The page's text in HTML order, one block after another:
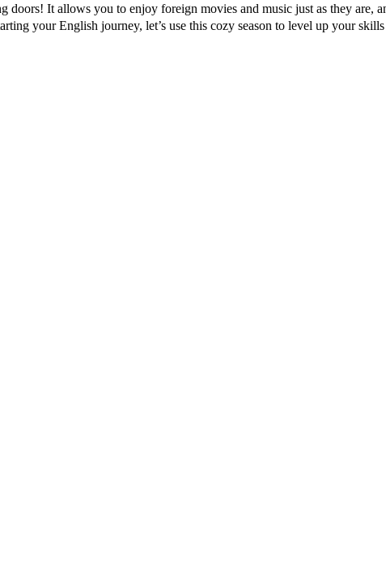
doors! It allows you to enjoy foreign movies and music just as they
your English journey, let’s use this cozy season to level up your